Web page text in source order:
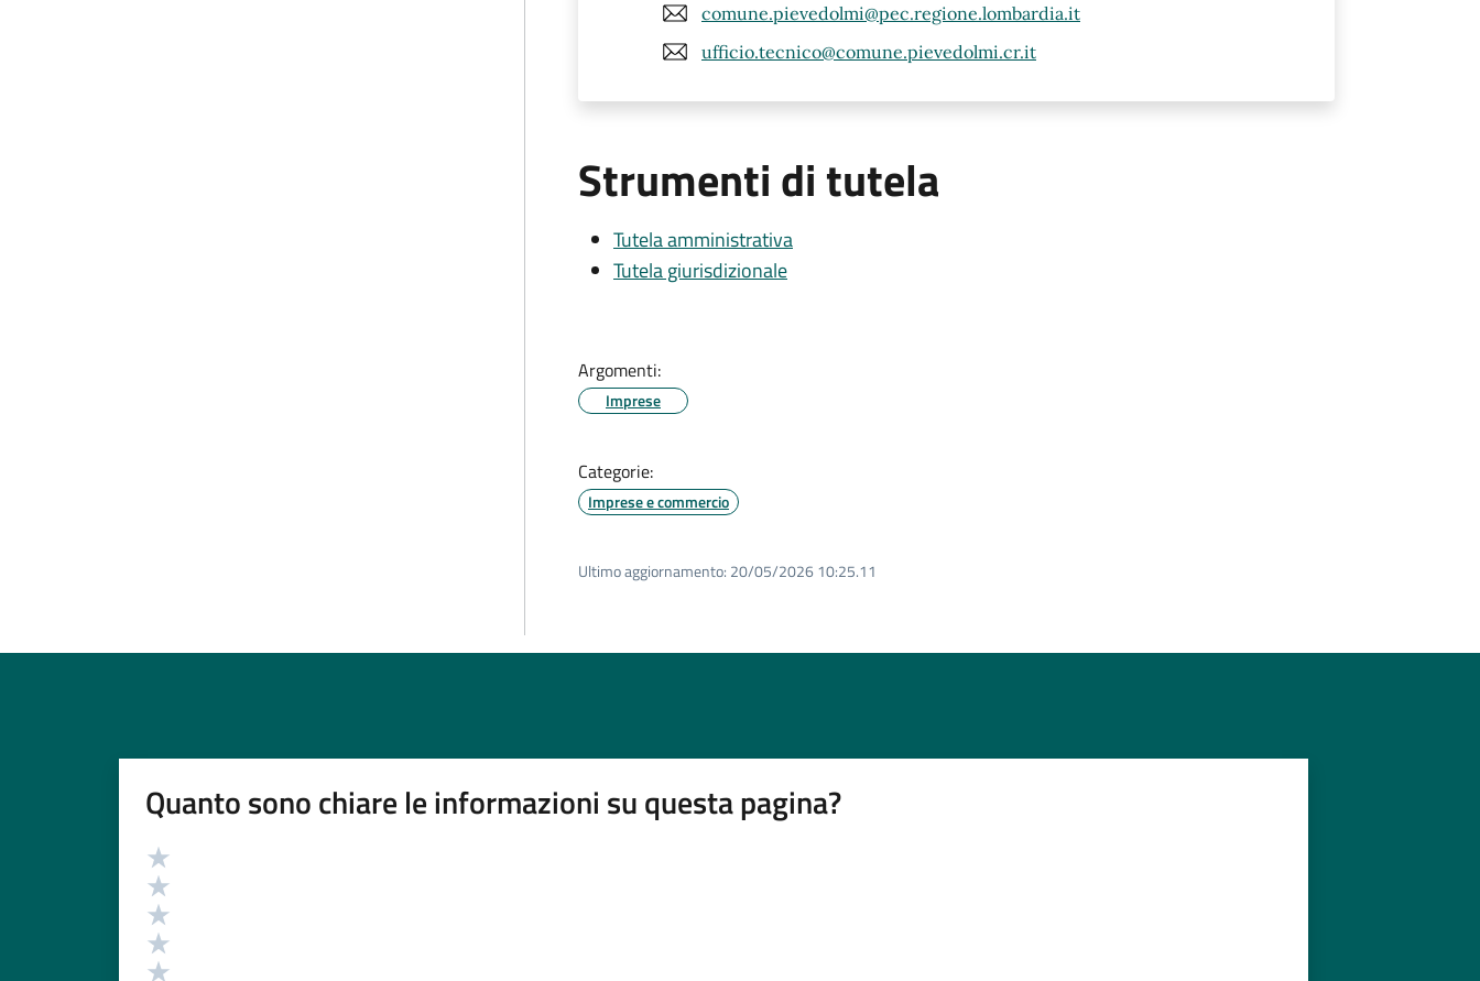
comune.pievedolmi@pec.regione.lombardia.it
ufficio.tecnico@comune.pievedolmi.cr.it
Strumenti di tutela
Tutela amministrativa
Tutela giurisdizionale
Argomenti:
Imprese
Categorie:
Imprese e commercio
Ultimo aggiornamento: 20/05/2026 10:25.11
Quanto sono chiare le informazioni su questa pagina?
Valutazione